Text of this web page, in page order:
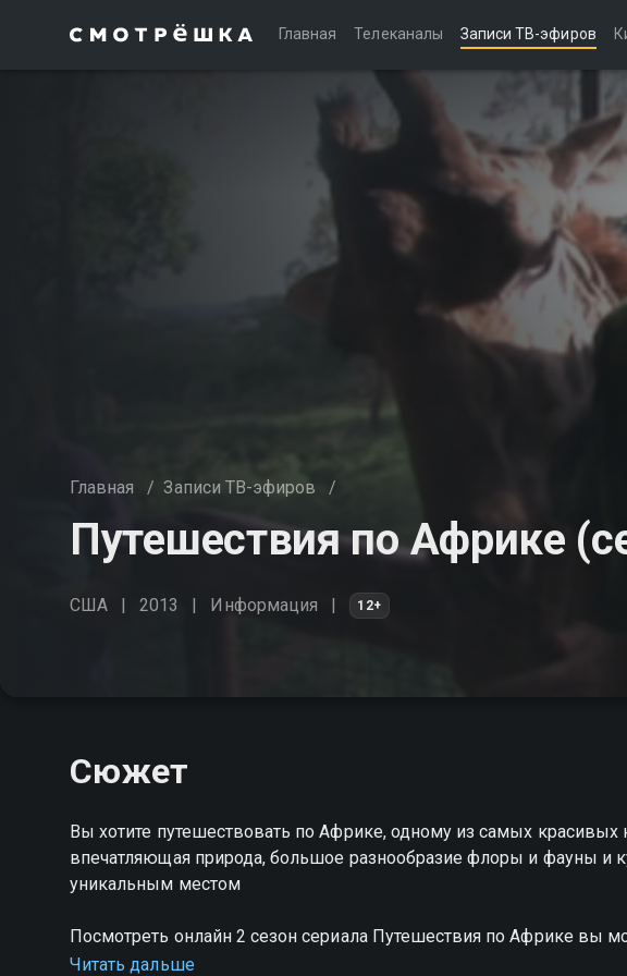
Главная Телеканалы Записи ТВ-эфиров
Главная / Записи ТВ-эфиров /
Путешествия по Африке
США 2013 Информация 12+
Сюжет
Вы хотите путешествовать по Африке, одному из самых красивых
впечатляющая природа, большое разнообразие флоры и фауны и
уникальным местом
Посмотреть онлайн 2 сезон сериала Путешествия по Африке вы
хорошем HD качестве на Смотрёшке
Читать дальше